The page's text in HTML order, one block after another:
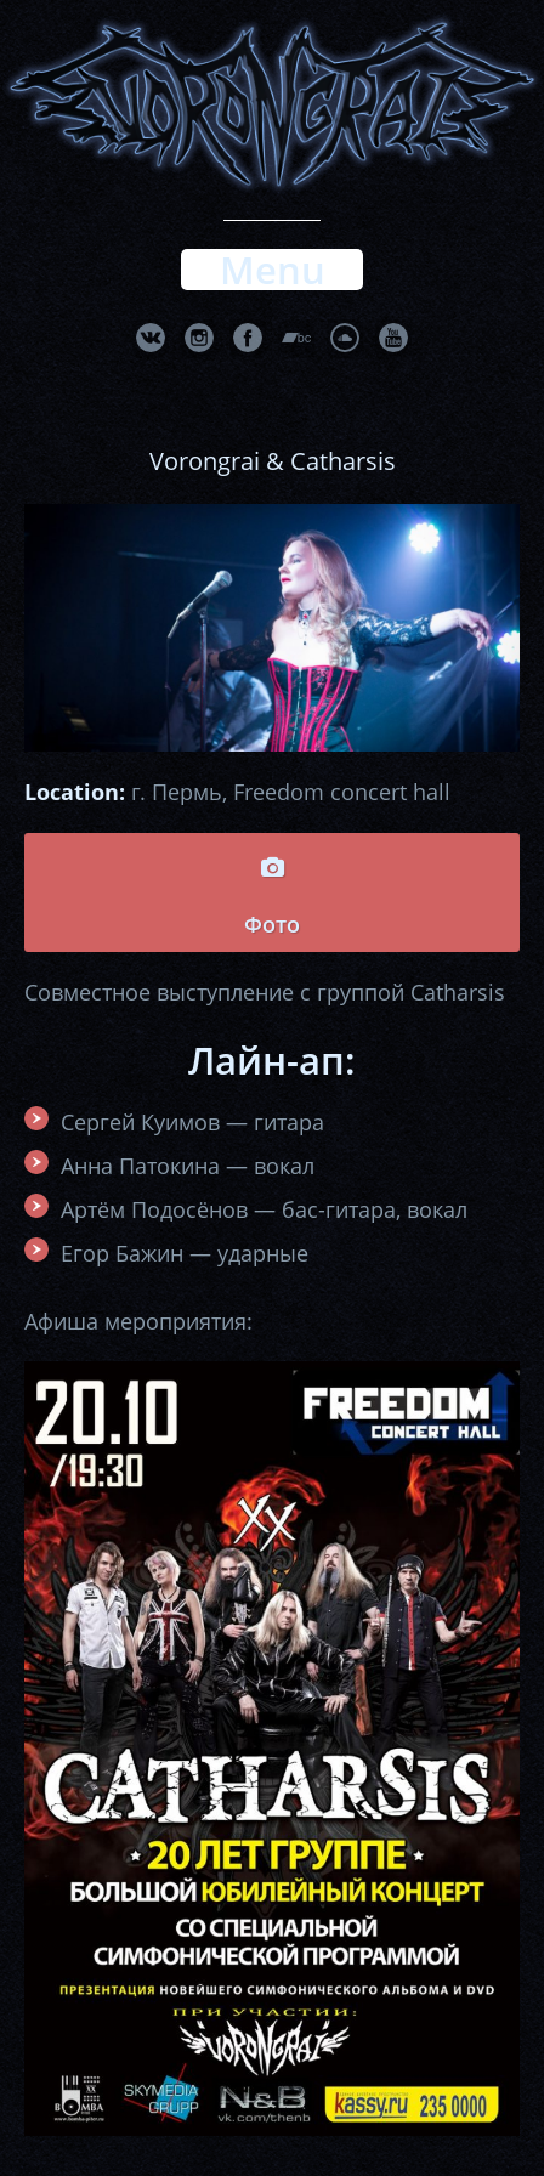
Menu
Vorongrai & Catharsis
Location: г. Пермь, Freedom concert hall
Фото
Совместное выступление с группой Catharsis
Лайн-ап:
Сергей Куимов — гитара
Анна Патокина — вокал
Артём Подосёнов — бас-гитара, вокал
Егор Бажин — ударные
Афиша мероприятия: